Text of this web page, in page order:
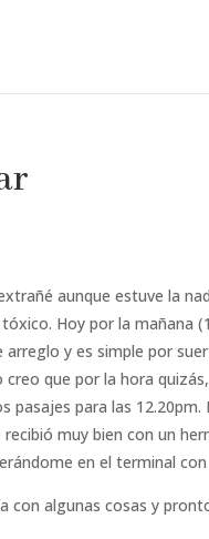
aunque estuve la
Hoy por la mañana
y es simple por
que por la hora
pasajes para las
muy bien con un
en el terminal
con algunas cosas y